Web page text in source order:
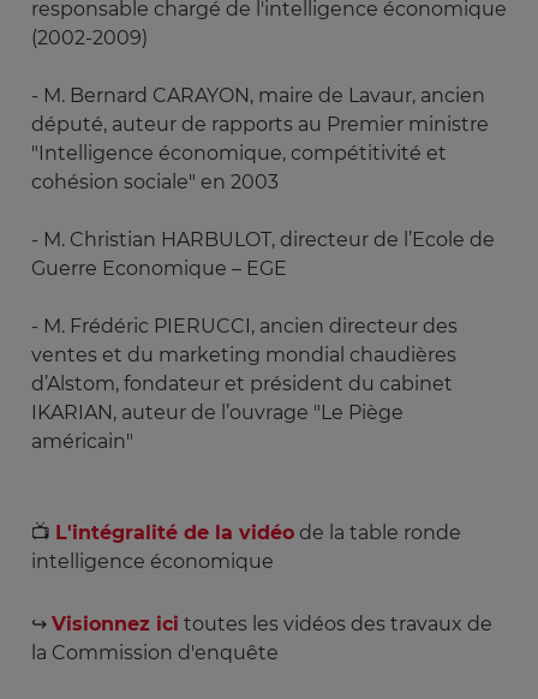
responsable chargé de l'intelligence économique
(2002-2009)
- M. Bernard CARAYON, maire de Lavaur, ancien
député, auteur de rapports au Premier ministre
"Intelligence économique, compétitivité et
cohésion sociale" en 2003
- M. Christian HARBULOT, directeur de l’Ecole de
Guerre Economique – EGE
- M. Frédéric PIERUCCI, ancien directeur des
ventes et du marketing mondial chaudières
d’Alstom, fondateur et président du cabinet
IKARIAN, auteur de l’ouvrage "Le Piège
américain"
📺 L'intégralité de la vidéo de la table ronde
intelligence économique
↪️ Visionnez ici toutes les vidéos des travaux de
la Commission d'enquête